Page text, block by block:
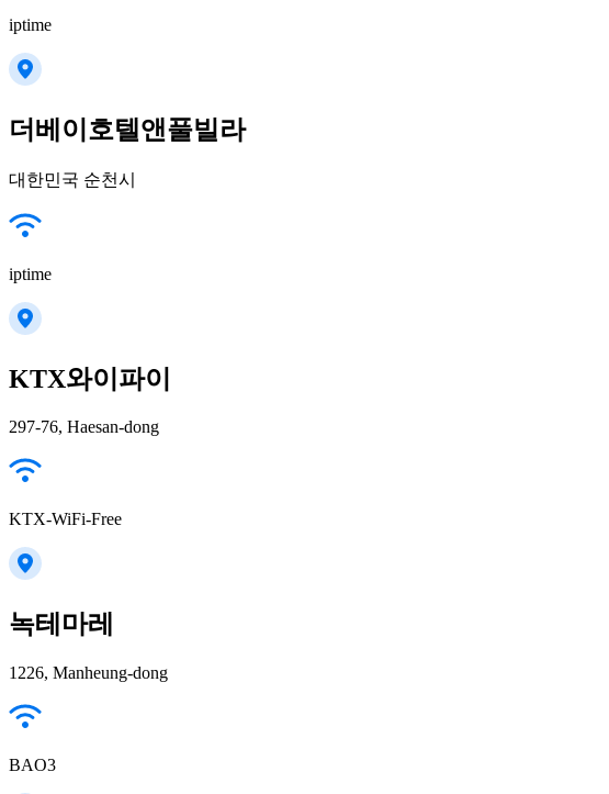
iptime
더베이호텔앤풀빌라
대한민국 순천시
iptime
KTX와이파이
297-76, Haesan-dong
KTX-WiFi-Free
녹테마레
1226, Manheung-dong
BAO3